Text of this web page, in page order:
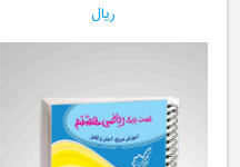
ریال